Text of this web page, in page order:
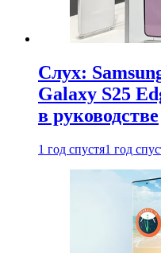
Слух:
Galaxy S25
в руководстве
1 год спустя1 год